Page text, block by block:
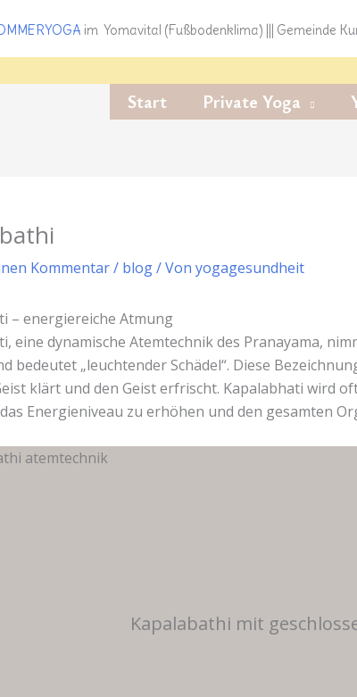
im Yomavital (Fußbodenklima) ||| Gemeinde
Start Private Yoga
Kommentar/ blog/ Von yogagesundheit
– energiereiche Atmung
eine dynamische Atemtechnik des Pranayama,
bedeutet „leuchtender Schädel“. Diese
klärt und den Geist erfrischt. Kapalabhati wird
Energieniveau zu erhöhen und den gesamten
Kapalabathi mit